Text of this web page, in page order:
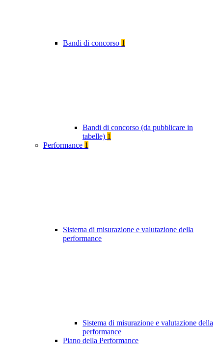
Bandi di concorso 1
Bandi di concorso (da pubblicare in
tabelle) 1
Performance 1
Sistema di misurazione e valutazione della
performance
Sistema di misurazione e valutazione della
performance
Piano della Performance